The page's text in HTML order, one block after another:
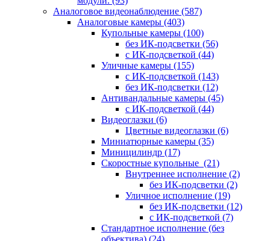
Аналоговое видеонаблюдение (587)
Аналоговые камеры (403)
Купольные камеры (100)
без ИК-подсветки (56)
с ИК-подсветкой (44)
Уличные камеры (155)
с ИК-подсветкой (143)
без ИК-подсветки (12)
Антивандальные камеры (45)
с ИК-подсветкой (44)
Видеоглазки (6)
Цветные видеоглазки (6)
Миниатюрные камеры (35)
Миницилиндр (17)
Скоростные купольные (21)
Внутреннее исполнение (2)
без ИК-подсветки (2)
Уличное исполнение (19)
без ИК-подсветки (12)
с ИК-подсветкой (7)
Стандартное исполнение (без
объектива) (24)